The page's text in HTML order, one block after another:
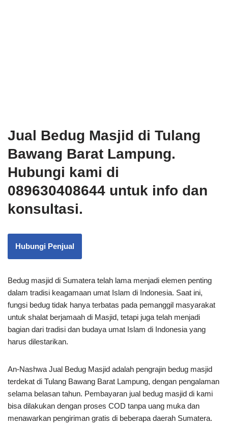
Jual Bedug Masjid di Tulang
Bawang Barat Lampung.
Hubungi kami di
089630408644 untuk info dan
konsultasi.
Hubungi Penjual
Bedug masjid di Sumatera telah lama menjadi elemen penting
dalam tradisi keagamaan umat Islam di Indonesia. Saat ini,
fungsi bedug tidak hanya terbatas pada pemanggil masyarakat
untuk shalat berjamaah di Masjid, tetapi juga telah menjadi
bagian dari tradisi dan budaya umat Islam di Indonesia yang
harus dilestarikan.
An-Nashwa Jual Bedug Masjid adalah pengrajin bedug masjid
terdekat di Tulang Bawang Barat Lampung, dengan pengalaman
selama belasan tahun. Pembayaran jual bedug masjid di kami
bisa dilakukan dengan proses COD tanpa uang muka dan
menawarkan pengiriman gratis di beberapa daerah Sumatera.